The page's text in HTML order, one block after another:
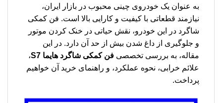
به عنوان یک خودروی چینی محبوب در بازار ایران،
نیازمند قطعاتی با کیفیت و کارایی بالا است. فن کمکی
شاگرد در این خودرو، نقش حیاتی در خنک کردن موتور
و جلوگیری از داغ شدن بیش از حد آن دارد. در این
مقاله، به بررسی تخصصی فن کمکی شاگرد هایما S7
،
علائم خرابی، نحوه عملکرد، و راهنمای خرید آن خواهیم
پرداخت.